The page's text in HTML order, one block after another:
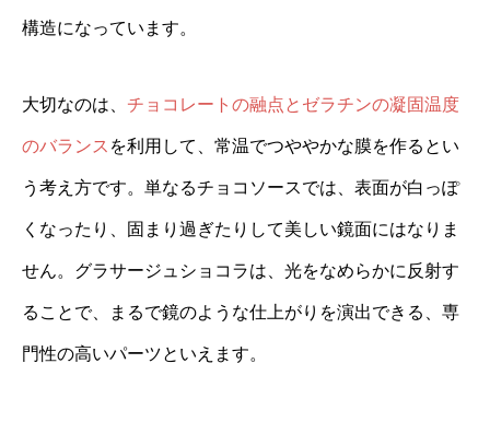
構造になっています。
大切なのは、 チョコレートの融点とゼラチンの凝固温度
のバランス を利用して、常温でつややかな膜を作るとい
う考え方です。単なるチョコソースでは、表面が白っぽ
くなったり、固まり過ぎたりして美しい鏡面にはなりま
せん。グラサージュショコラは、光をなめらかに反射す
ることで、まるで鏡のような仕上がりを演出できる、専
門性の高いパーツといえます。